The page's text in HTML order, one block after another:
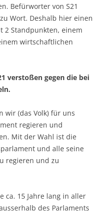
Befürworter von S21
Wort. Deshalb hier einen
2 Standpunkten, einem
wirtschaftlichen
verstoßen gegen die bei
wir (das Volk) für uns
regieren und
Mit der Wahl ist die
und alle seine
regieren und zu
ca. 15 Jahre lang in aller
des Parlaments